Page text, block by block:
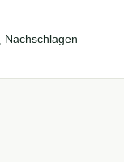
Nachschlagen